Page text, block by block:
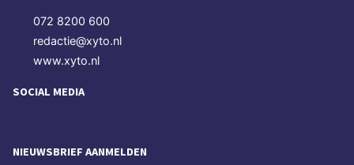
072 8200 600
redactie@xyto.nl
www.xyto.nl
SOCIAL MEDIA
NIEUWSBRIEF AANMELDEN